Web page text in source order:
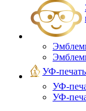
УФ-
УФ-